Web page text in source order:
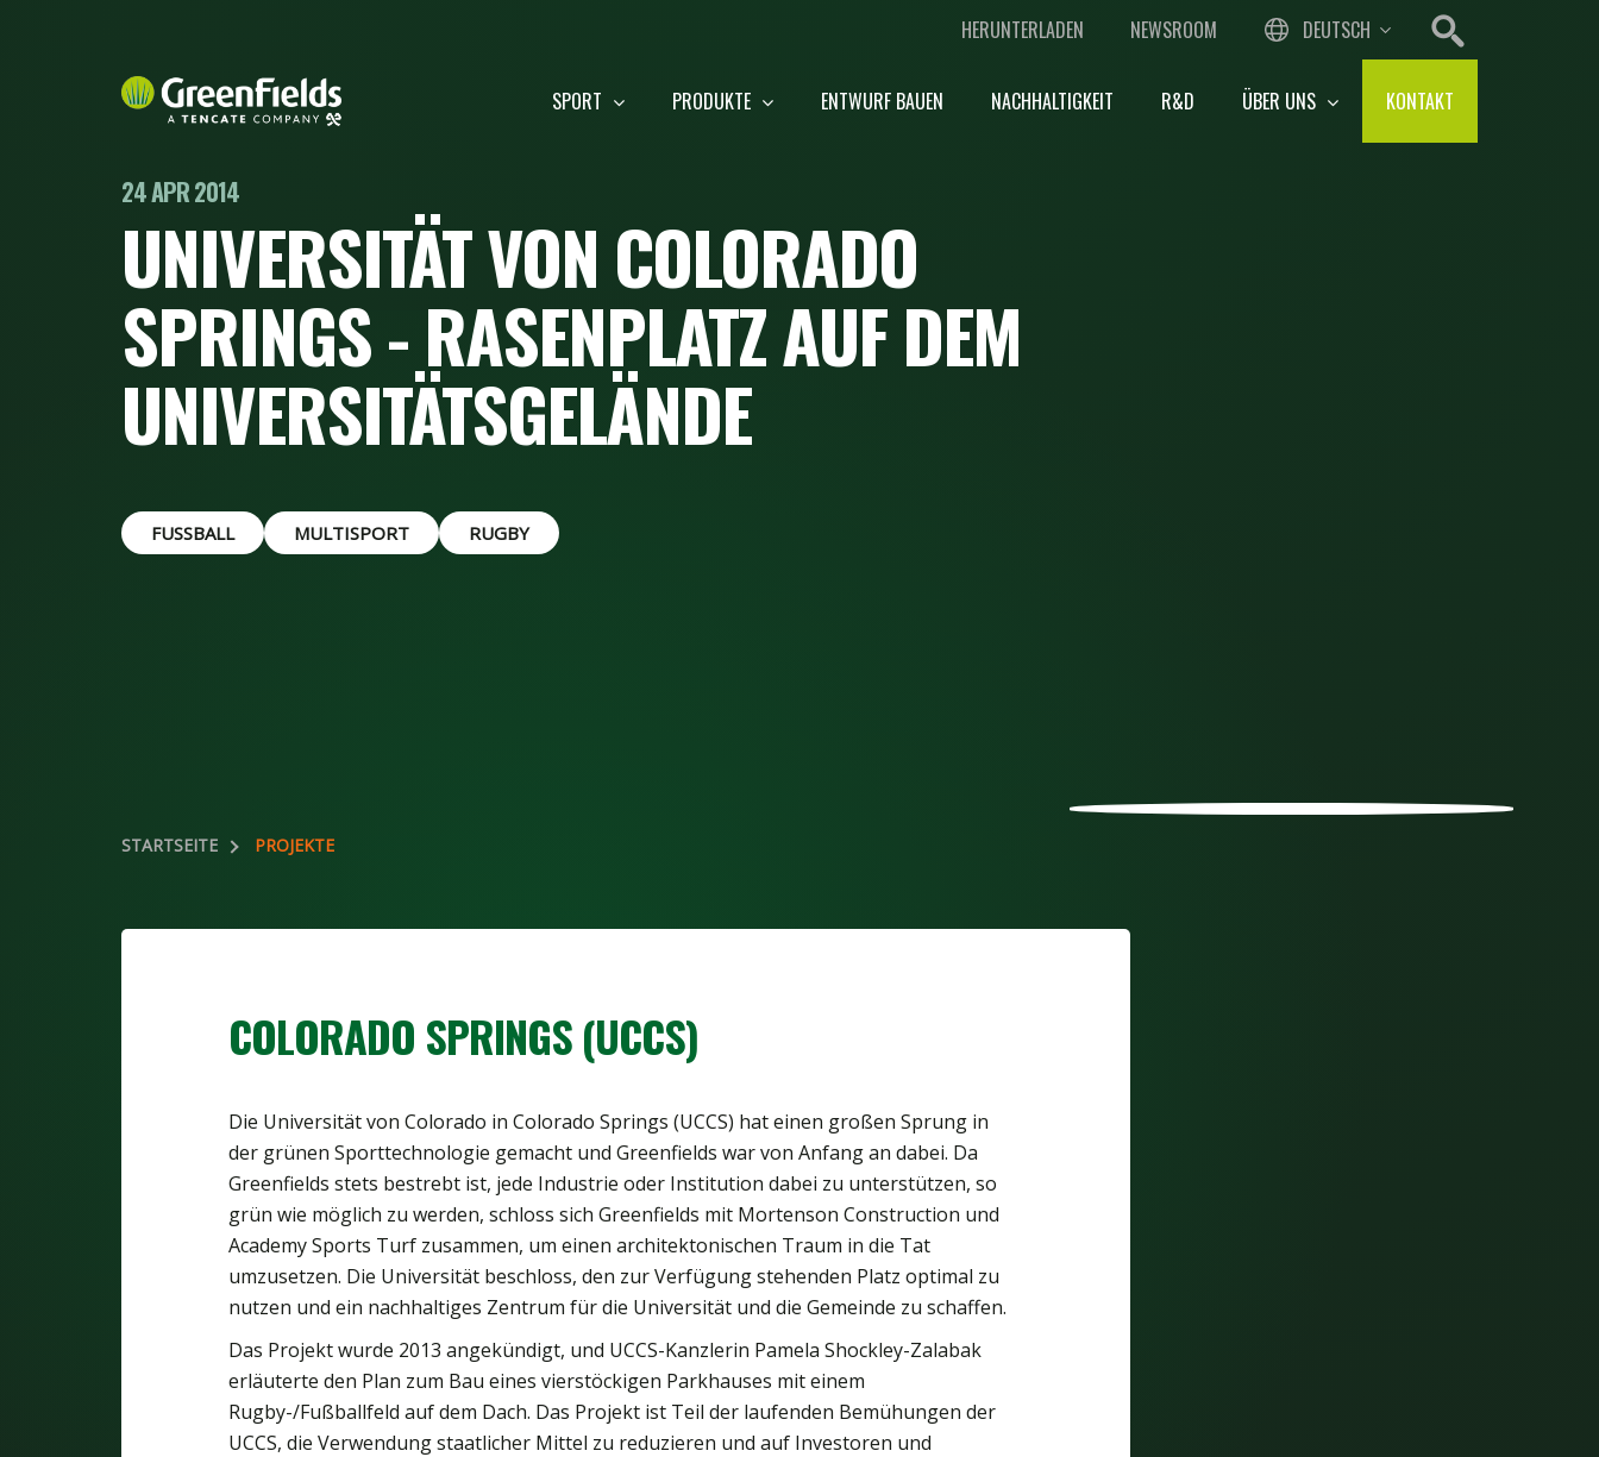
HERUNTERLADEN NEWSROOM DEUTSCH
SPORT PRODUKTE ENTWURF BAUEN NACHHALTIGKEIT R&D ÜBER UNS KONTAKT
24 APR 2014
UNIVERSITÄT VON COLORADO
SPRINGS - RASENPLATZ AUF DEM
UNIVERSITÄTSGELÄNDE
FUSSBALL MULTISPORT RUGBY
STARTSEITE PROJEKTE
COLORADO SPRINGS (UCCS)
Die Universität von Colorado in Colorado Springs (UCCS) hat einen großen Sprung in
der grünen Sporttechnologie gemacht und Greenfields war von Anfang an dabei. Da
Greenfields stets bestrebt ist, jede Industrie oder Institution dabei zu unterstützen, so
grün wie möglich zu werden, schloss sich Greenfields mit Mortenson Construction und
Academy Sports Turf zusammen, um einen architektonischen Traum in die Tat
umzusetzen. Die Universität beschloss, den zur Verfügung stehenden Platz optimal zu
nutzen und ein nachhaltiges Zentrum für die Universität und die Gemeinde zu schaffen.
Das Projekt wurde 2013 angekündigt, und UCCS-Kanzlerin Pamela Shockley-Zalabak
erläuterte den Plan zum Bau eines vierstöckigen Parkhauses mit einem
Rugby-/Fußballfeld auf dem Dach. Das Projekt ist Teil der laufenden Bemühungen der
UCCS, die Verwendung staatlicher Mittel zu reduzieren und auf Investoren und